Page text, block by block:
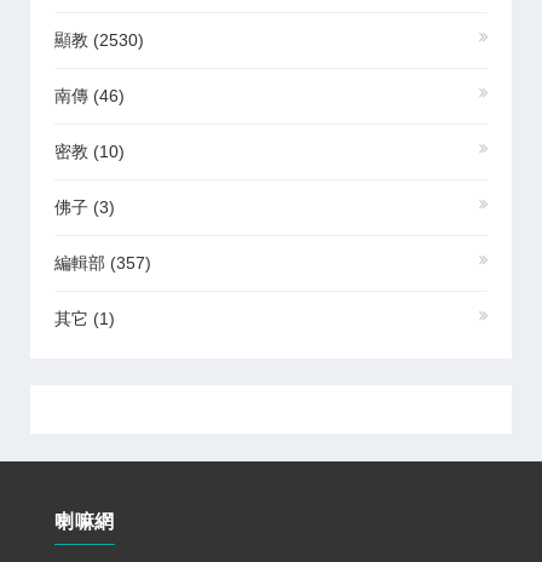
顯教 (2530)
南傳 (46)
密教 (10)
佛子 (3)
編輯部 (357)
其它 (1)
喇嘛網